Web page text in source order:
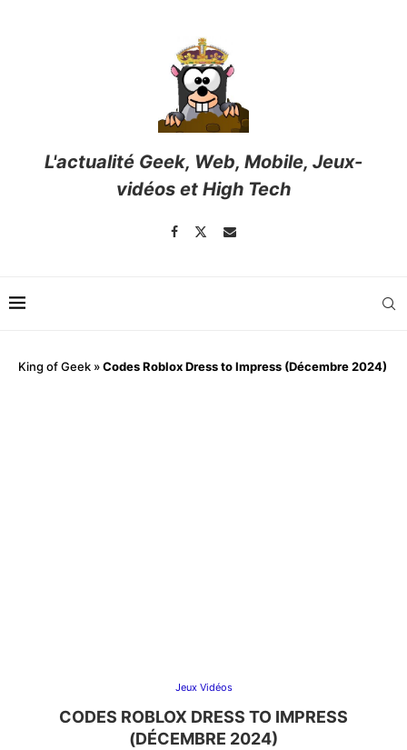
L'actualité Geek, Web, Mobile, Jeux-
vidéos et High Tech
King of Geek »Codes Roblox Dress to Impress (Décembre 2024)
Jeux Vidéos
CODES ROBLOX DRESS TO IMPRESS
(DÉCEMBRE 2024)